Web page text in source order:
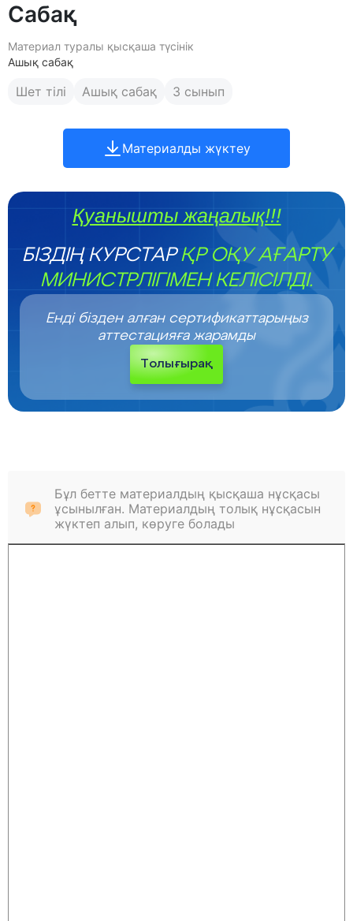
Сабақ
Материал туралы қысқаша түсінік
Ашық сабақ
Шет тілі Ашық сабақ 3 сынып
Материалды жүктеу
Қуанышты жаңалық!!!
БІЗДІҢ КУРСТАРҚР ОҚУ АҒАРТУ
МИНИСТРЛІГІМЕН КЕЛІСІЛДІ.
Енді бізден алған сертификаттарыңыз
аттестацияға жарамды
Толығырақ
Бұл бетте материалдың қысқаша нұсқасы
ұсынылған. Материалдың толық нұсқасын
жүктеп алып, көруге болады